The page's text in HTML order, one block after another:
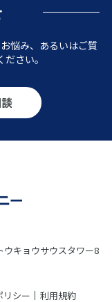
悩み、あるいはご質
さい。
キョウサウスタワー8
リシー 利用規約